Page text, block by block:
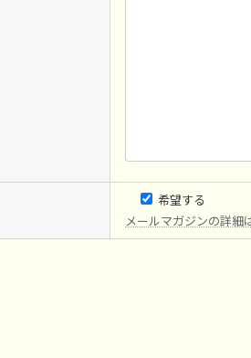
希望する
メールマガジンの詳細